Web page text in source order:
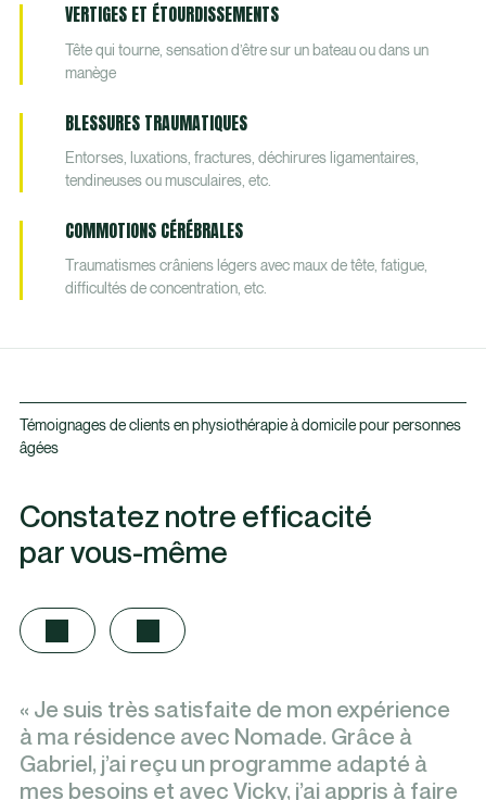
VERTIGES ET ÉTOURDISSEMENTS
Tête qui tourne, sensation d’être sur un bateau ou dans un
manège
BLESSURES TRAUMATIQUES
Entorses, luxations, fractures, déchirures ligamentaires,
tendineuses ou musculaires, etc.
COMMOTIONS CÉRÉBRALES
Traumatismes crâniens légers avec maux de tête, fatigue,
difficultés de concentration, etc.
Témoignages de clients en physiothérapie à domicile pour personnes
âgées
Constatez notre efficacité
par vous-même
« Je suis très satisfaite de mon expérience
à ma résidence avec Nomade. Grâce à
Gabriel, j’ai reçu un programme adapté à
mes besoins et avec Vicky, j’ai appris à faire